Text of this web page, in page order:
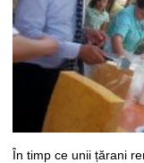
În timp ce unii țărani